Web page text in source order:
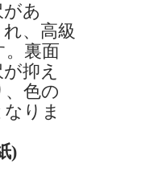
あ
、高級
裏面
抑え
色の
りま
)